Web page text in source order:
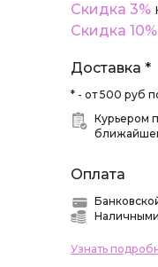
Скидка 3%
Скидка 10%
Доставка *
* - от 500 руб
Курьером
Оплата
Узнать